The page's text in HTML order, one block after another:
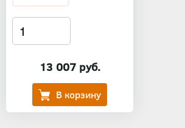
13 007 руб.